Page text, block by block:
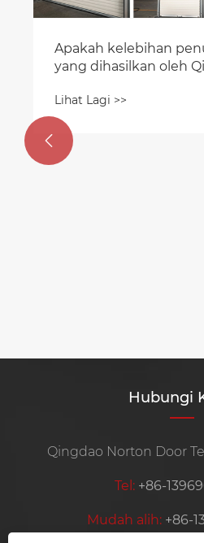
Lihat Lagi >>

Hubungi
Qingdao Norton Door
Tel: +86-
Mudah alih: +86-